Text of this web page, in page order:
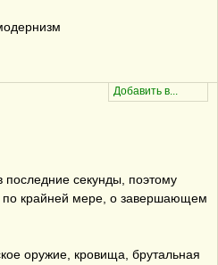
секунды, поэтому
по крайней мере, о завершающем
оружие, кровища, брутальная